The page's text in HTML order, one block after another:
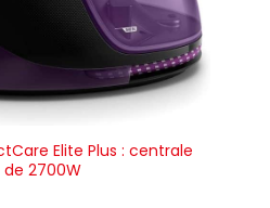
Elite Plus : centrale
2700W